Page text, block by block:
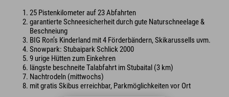
25 Pistenkilometer auf 23 Abfahrten
garantierte Schneesicherheit durch gute Naturschneelage &
Beschneiung
BIG Ron’s Kinderland mit 4 Förderbändern, Skikarussells uvm.
Snowpark: Stubaipark Schlick 2000
9 urige Hütten zum Einkehren
längste beschneite Talabfahrt im Stubaital (3 km)
Nachtrodeln (mittwochs)
mit gratis Skibus erreichbar, Parkmöglichkeiten vor Ort